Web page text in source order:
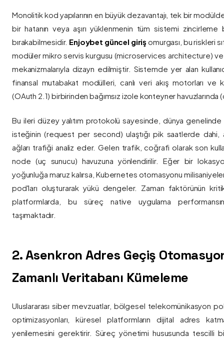
Monolitik kod yapılarının en büyük dezavantajı, tek bir
bir hatanın veya aşırı yüklenmenin tüm sistemi zincirleme
bırakabilmesidir. Enjoybet güncel giriş omurgası, bu riskleri
modüler mikro servis kurgusu (microservices architecture)
mekanizmalarıyla dizayn edilmiştir. Sistemde yer alan
finansal mutabakat modülleri, canlı veri akış motorları ve
(OAuth 2.1) birbirinden bağımsız izole konteyner havuzlarında
Bu ileri düzey yalıtım protokolü sayesinde, dünya genelinde
isteğinin (request per second) ulaştığı pik saatlerde dahi,
ağları trafiği analiz eder. Gelen trafik, coğrafi olarak son
node (uç sunucu) havuzuna yönlendirilir. Eğer bir
yoğunluğa maruz kalırsa, Kubernetes otomasyonu
pod'ları oluşturarak yükü dengeler. Zaman faktörünün
platformlarda, bu süreç native uygulama
taşımaktadır.
2. Asenkron Adres Geçiş
Zamanlı Veritabanı Kümeleme
Uluslararası siber mevzuatlar, bölgesel telekomünikasyon
optimizasyonları, küresel platformların dijital adres
yenilemesini gerektirir. Süreç yönetimi hususunda tescilli